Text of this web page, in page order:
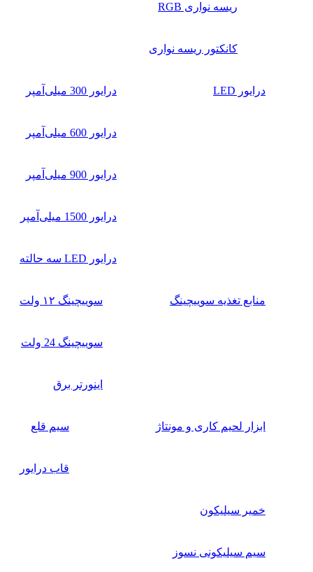
ریسه نواری RGB
کانکتور ریسه نواری
درایور LED درایور 300 میلی‌آمپر
درایور 600 میلی‌آمپر
درایور 900 میلی‌آمپر
درایور 1500 میلی‌آمپر
درایور LED سه حالته
منابع تغذیه سوییچینگ سوییچینگ ۱۲ ولت
سوییچینگ 24 ولت
اینورتر برق
ابزار لحیم کاری و مونتاژ سیم قلع
قاب درایور
خمیر سیلیکون
سیم سیلیکونی نسوز